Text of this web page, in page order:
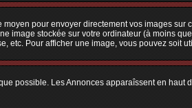
pour envoyer directement vos images
image stockée sur votre ordinateur (à moins
Pour afficher une image, vous pouvez
possible. Les Annonces apparaîssent en